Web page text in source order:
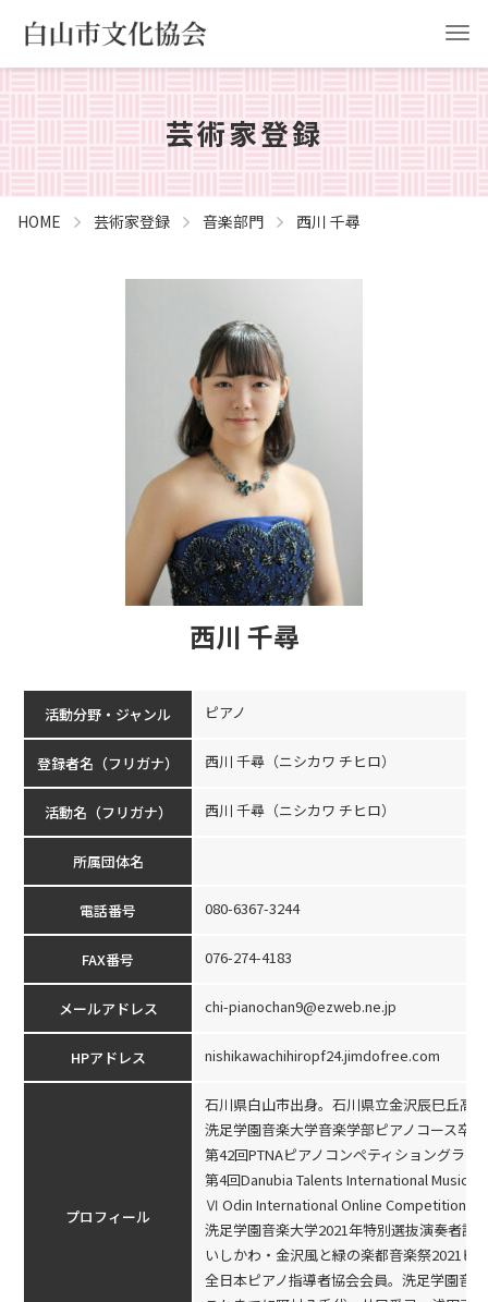
協会申請
白山市文化協会について
芸術家登録
HOME 芸術家登録 音楽部門 西川 千尋
西川 千尋
活動分野・ジャンル ピアノ
登録者名（フリガナ） 西川 千尋（ニシカワ チヒロ）
活動名（フリガナ） 西川 千尋（ニシカワ チヒロ）
所属団体名
電話番号 080-6367-3244
FAX番号 076-274-4183
メールアドレス chi-pianochan9@ezweb.ne.jp
HPアドレス nishikawachihiropf24.jimdofree.com
プロフィール
石川県白山市出身。石川県立金沢辰巳丘高
洗足学園音楽大学音楽学部ピアノコース卒
第42回PTNAピアノコンペティショングラ
第4回Danubia Talents International Music
Ⅵ Odin International Online Competition 第
洗足学園音楽大学2021年特別選抜演奏者認
いしかわ・金沢風と緑の楽都音楽祭2021ピ
全日本ピアノ指導者協会会員。洗足学園音